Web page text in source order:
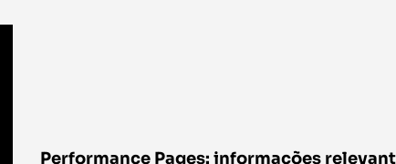
Performance Pages: informações